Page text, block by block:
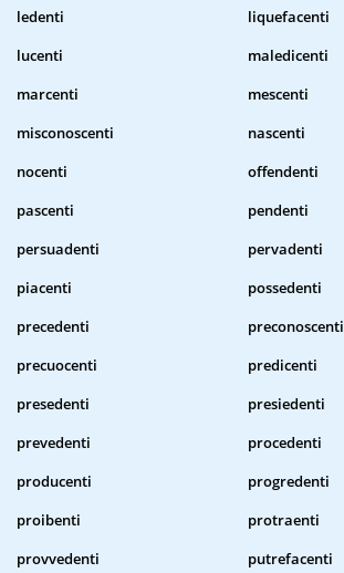
ledenti
liquefacenti
lucenti
maledicenti
marcenti
mescenti
misconoscenti
nascenti
nocenti
offendenti
pascenti
pendenti
persuadenti
pervadenti
piacenti
possedenti
precedenti
preconoscenti
precuocenti
predicenti
presedenti
presiedenti
prevedenti
procedenti
producenti
progredenti
proibenti
protraenti
provvedenti
putrefacenti